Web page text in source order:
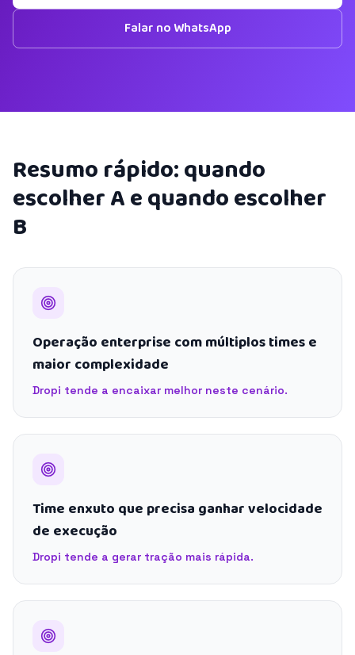
Falar no WhatsApp
Resumo rápido: quando
escolher A e quando escolher
B
Operação enterprise com múltiplos times e
maior complexidade
Dropi tende a encaixar melhor neste cenário.
Time enxuto que precisa ganhar velocidade
de execução
Dropi tende a gerar tração mais rápida.